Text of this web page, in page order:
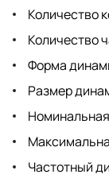
Количество
Количество
Форма
Размер
Частотный